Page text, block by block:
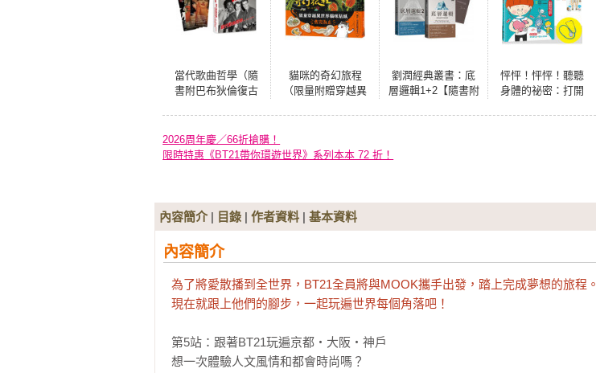
當代歌曲哲學（隨
書附巴布狄倫復古
貓咪的奇幻旅程
（限量附贈穿越異
劉潤經典叢書：底
層邏輯1+2【隨書附
怦怦！怦怦！聽聽
身體的祕密：打開
2026周年慶／66折搶購！
限時特惠《BT21帶你環遊世界》系列本本 72 折！
內容簡介| 目錄 | 作者資料 | 基本資料
內容簡介
為了將愛散播到全世界，BT21全員將與MOOK攜手出發，踏上完成夢想的旅程。
現在就跟上他們的腳步，一起玩遍世界每個角落吧！
第5站：跟著BT21玩遍京都‧大阪‧神戶
想一次體驗人文風情和都會時尚嗎？